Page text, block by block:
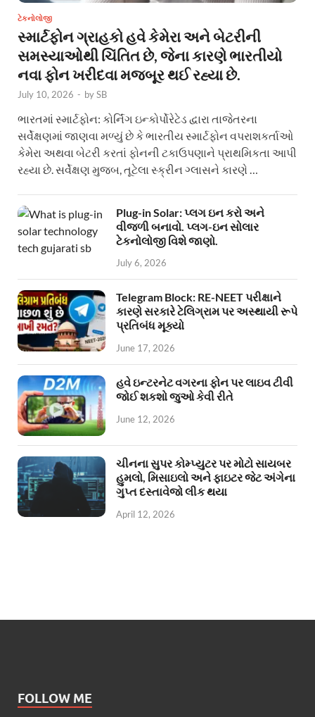
ટેકનોલોજી
સ્માર્ટફોન ગ્રાહકો હવે કેમેરા અને બેટરીની
સમસ્યાઓથી ચિંતિત છે, જેના કારણે ભારતીયો
નવા ફોન ખરીદવા મજબૂર થઈ રહ્યા છે.
July 10, 2026 - bySB
ભારતમાં સ્માર્ટફોન: કોર્નિંગ ઇન્કોર્પોરેટેડ દ્વારા તાજેતરના
સર્વેક્ષણમાં જાણવા મળ્યું છે કે ભારતીય સ્માર્ટફોન વપરાશકર્તાઓ
કેમેરા અથવા બેટરી કરતાં ફોનની ટકાઉપણાને પ્રાથમિકતા આપી
રહ્યા છે. સર્વેક્ષણ મુજબ, તૂટેલા સ્ક્રીન ગ્લાસને કારણે …
Plug-in Solar: પ્લગ ઇન કરો અને
વીજળી બનાવો. પ્લગ-ઇન સોલાર
ટેકનોલોજી વિશે જાણો.
July 6, 2026
Telegram Block: RE-NEET પરીક્ષાને
કારણે સરકારે ટેલિગ્રામ પર અસ્થાયી રૂપે
પ્રતિબંધ મૂક્યો
June 17, 2026
હવે ઇન્ટરનેટ વગરના ફોન પર લાઇવ ટીવી
જોઈ શકશો જુઓ કેવી રીતે
June 12, 2026
ચીનના સુપર કોમ્પ્યુટર પર મોટો સાયબર
હુમલો, મિસાઇલો અને ફાઇટર જેટ અંગેના
ગુપ્ત દસ્તાવેજો લીક થયા
April 12, 2026
FOLLOW ME